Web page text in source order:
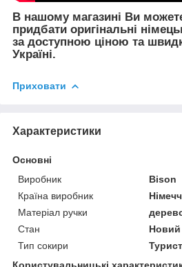
В нашому магазині Ви
придбати оригінальні
за доступною ціною та
Україні.
Приховати
Характеристики
Основні
Виробник
Bison
Країна виробник
Матеріал ручки
Стан
Новий
Тип сокири
Користувальницькі